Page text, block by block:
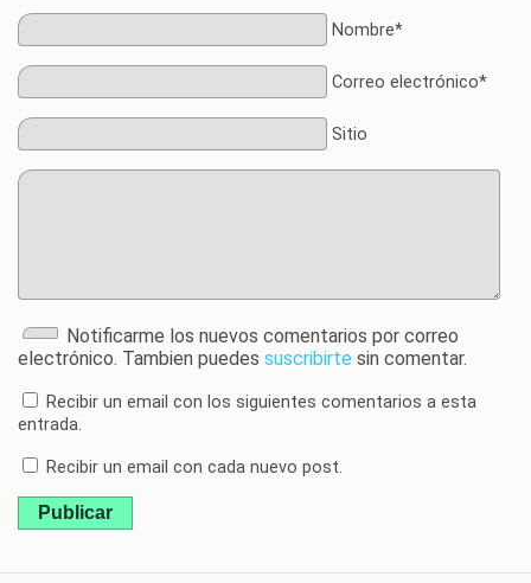
Nombre*
Correo electrónico*
Sitio
Notificarme los nuevos comentarios por correo
electrónico. Tambien puedes suscribirte sin comentar.
Recibir un email con los siguientes comentarios a esta
entrada.
Recibir un email con cada nuevo post.
Publicar